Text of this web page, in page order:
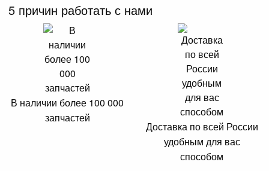
5 причин работать с нами
В наличии более 100 000
запчастей
Доставка по всей России
удобным для вас
способом